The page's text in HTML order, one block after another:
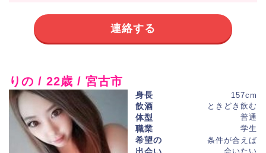
連絡する
りの / 22歳 / 宮古市
身長 157cm
飲酒 ときどき飲む
体型 普通
職業 学生
希望の
条件が合えば
会いたい